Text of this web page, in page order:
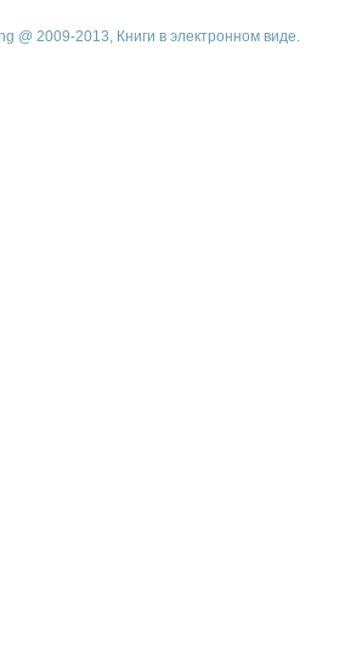
@ 2009-2013, Книги в электронном виде.